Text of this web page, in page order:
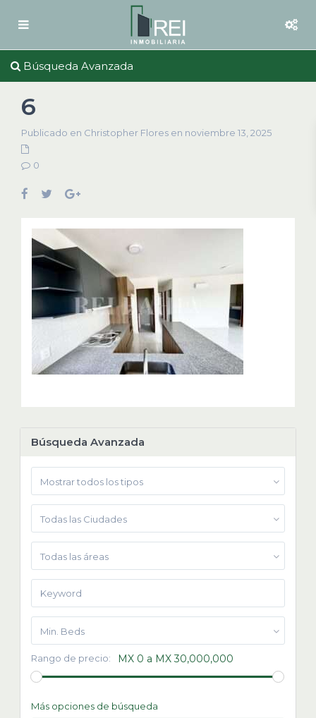
Búsqueda Avanzada
6
Publicado en Christopher Flores en noviembre 13, 2025
0
Búsqueda Avanzada
Mostrar todos los tipos
Todas las Ciudades
Todas las áreas
Min. Beds
Rango de precio: MX 0 a MX 30,000,000
Más opciones de búsqueda